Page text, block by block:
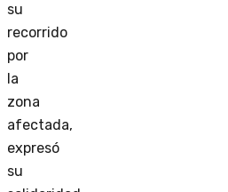
su
recorrido
por
la
zona
afectada,
expresó
su